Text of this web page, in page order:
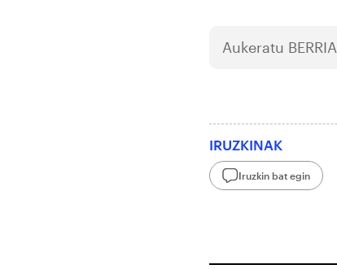
Aukeratu BERRIA
IRUZKINAK
Iruzkin bat egin